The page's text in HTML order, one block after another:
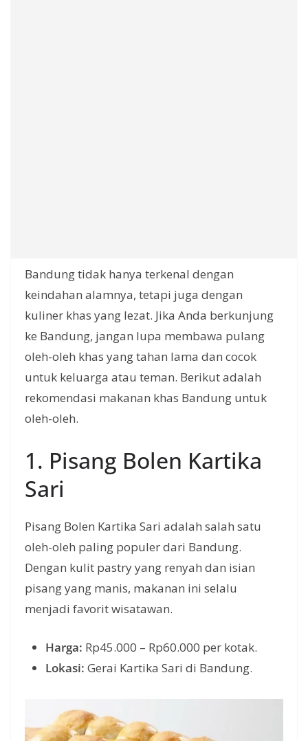
Bandung tidak hanya terkenal dengan
keindahan alamnya, tetapi juga dengan
kuliner khas yang lezat. Jika Anda berkunjung
ke Bandung, jangan lupa membawa pulang
oleh-oleh khas yang tahan lama dan cocok
untuk keluarga atau teman. Berikut adalah
rekomendasi makanan khas Bandung untuk
oleh-oleh.
1. Pisang Bolen Kartika
Sari
Pisang Bolen Kartika Sari adalah salah satu
oleh-oleh paling populer dari Bandung.
Dengan kulit pastry yang renyah dan isian
pisang yang manis, makanan ini selalu
menjadi favorit wisatawan.
Harga: Rp45.000 – Rp60.000 per kotak.
Lokasi: Gerai Kartika Sari di Bandung.